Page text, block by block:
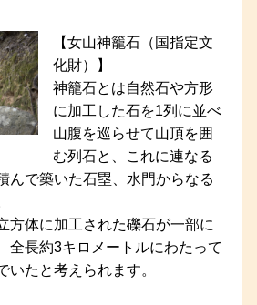
【女山神籠石（国指定文
化財）】
神籠石とは自然石や方形
に加工した石を1列に並べ
山腹を巡らせて山頂を囲
む列石と、これに連なる
んで築いた石塁、水門からなる
方体に加工された礫石が一部に
全長約3キロメートルにわたって
いたと考えられます。